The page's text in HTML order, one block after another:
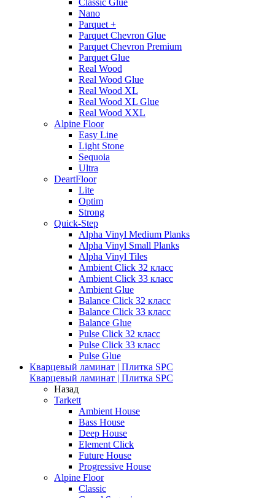
Classic Glue
Nano
Parquet +
Parquet Chevron Glue
Parquet Chevron Premium
Parquet Glue
Real Wood
Real Wood Glue
Real Wood XL
Real Wood XL Glue
Real Wood XXL
Alpine Floor
Easy Line
Light Stone
Sequoia
Ultra
DeartFloor
Lite
Optim
Strong
Quick-Step
Alpha Vinyl Medium Planks
Alpha Vinyl Small Planks
Alpha Vinyl Tiles
Ambient Click 32 класс
Ambient Click 33 класс
Ambient Glue
Balance Click 32 класс
Balance Click 33 класс
Balance Glue
Pulse Click 32 класс
Pulse Click 33 класс
Pulse Glue
Кварцевый ламинат | Плитка SPC
Кварцевый ламинат | Плитка SPC
Назад
Tarkett
Ambient House
Bass House
Deep House
Element Click
Future House
Progressive House
Alpine Floor
Classic